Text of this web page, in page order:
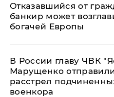
Отказавшийся от
банкир может
богачей Европы
В России главу ЧВК
Марущенко
расстрел
военкора